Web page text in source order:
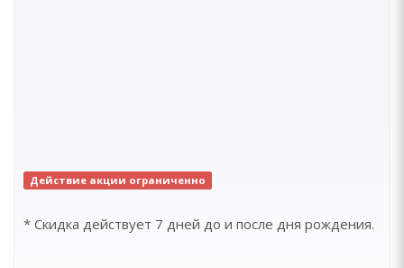
Действие акции ограниченно
* Скидка действует 7 дней до и после дня рождения.